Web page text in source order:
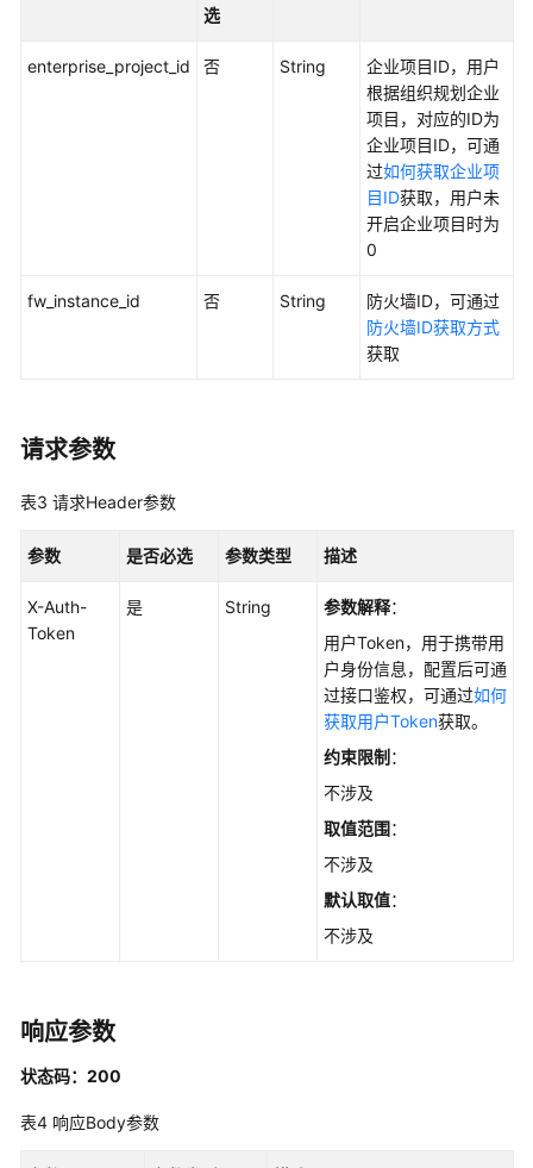
开
关
-
键
选
enterprise_project_id 否 String
企业项目ID，用户
根据组织规划企业
项目，对应的ID为
企业项目ID，可通
过如何获取企业项
目ID获取，用户未
开启企业项目时为
0
fw_instance_id 否 String
防火墙ID，可通过
防火墙ID获取方式
获取
请求参数
表3 请求Header参数
参数 是否必选 参数类型 描述
X-Auth-
Token
是 String 参数解释：
用户Token，用于携带用
户身份信息，配置后可通
过接口鉴权，可通过如何
获取用户Token获取。
约束限制 ：
不涉及
取值范围：
不涉及
默认取值：
不涉及
响应参数
状态码：200
表4 响应Body参数